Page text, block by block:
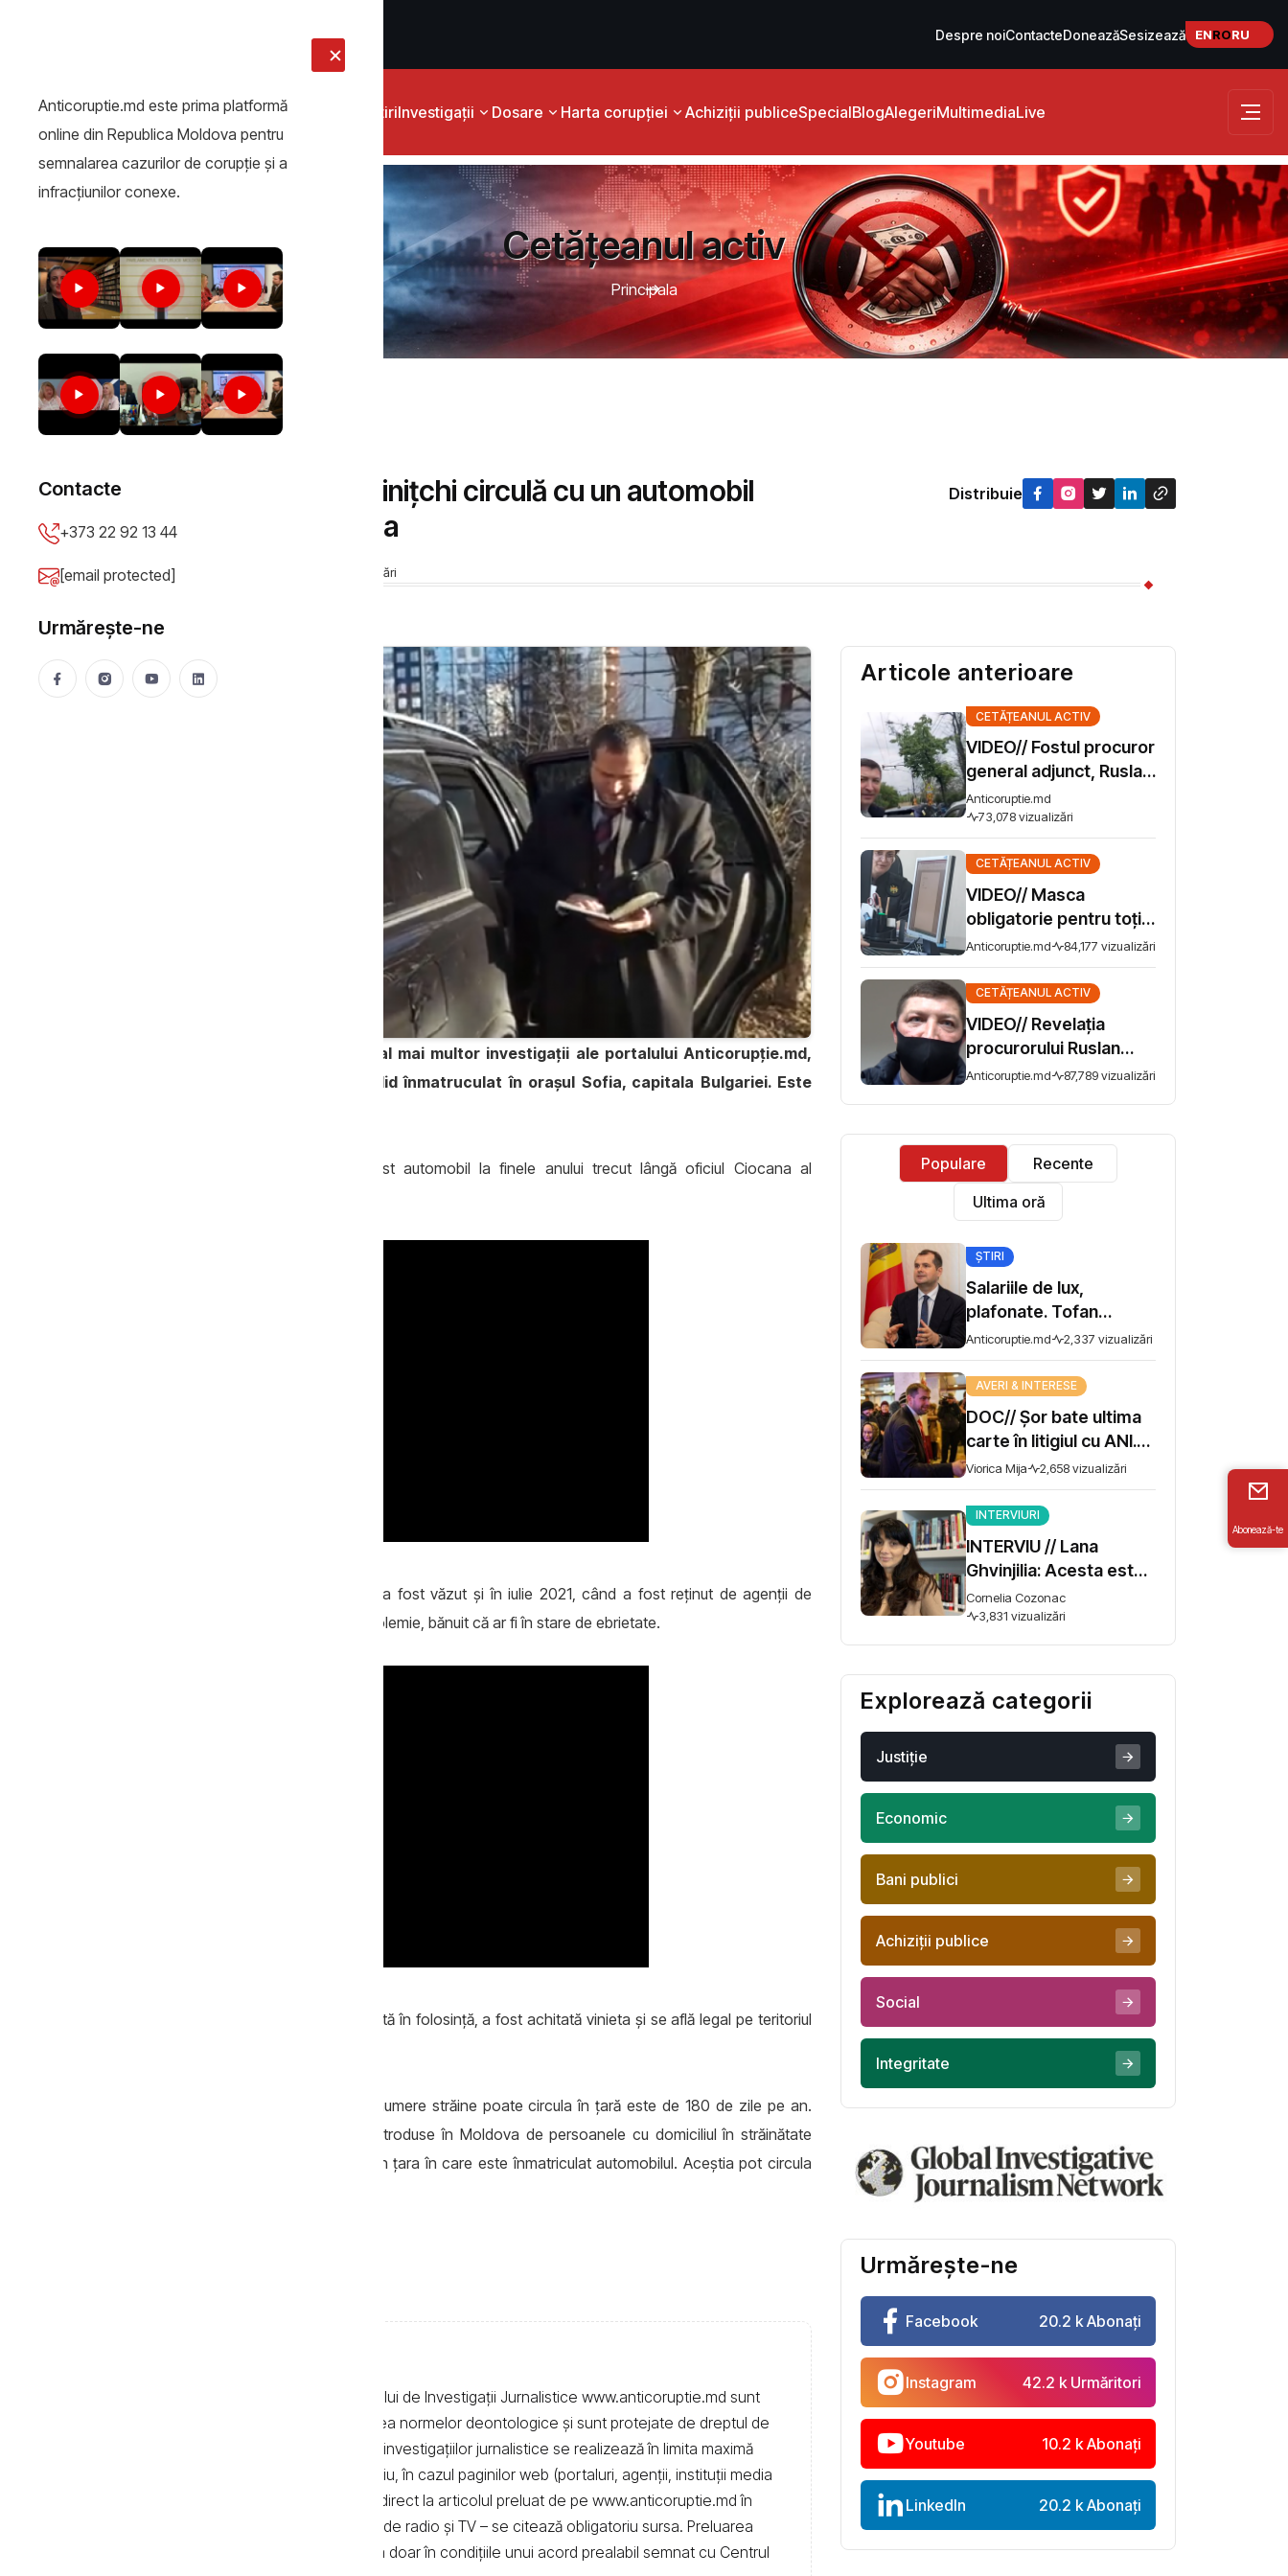
Despre noiContacteDoneazăSesizează ENRORU
ȘtiriInvestigații Dosare Harta corupției Achiziții publiceSpecialBlogAlegeriMultimediaLive
Anticoruptie.md este prima platformă
online din Republica Moldova pentru
semnalarea cazurilor de corupţie şi a
infracţiunilor conexe.
Contacte
+373 22 92 13 44
[email protected]
Urmărește-ne
Cetățeanul activ
Principala
VIDEO// Procurorul Viniţchi circulă cu un automobil
înmatriculat în Bulgaria
Anticoruptie.md 83391 vizualizări
Distribuie
Procurorul Pavel Viniţchi, subiect al mai multor investigaţii ale portalului Anticorupţie.md,
circulă de mai multe luni cu un bolid înmatruculat în oraşul Sofia, capitala Bulgariei. Este
Pavel Viniţchi a fost surprins cu acest automobil la finele anului trecut lângă oficiul Ciocana al
La volanul aceluiaşi automobil Viniţchi a fost văzut şi în iulie 2021, când a fost reţinut de agenţii de
circulaţie şi impus să treacă testul la alcolemie, bănuit că ar fi în stare de ebrietate.
Omul legii declară că maşina i-a fost dată în folosinţă, a fost achitată vinieta şi se află legal pe teritoriul
Termenul maxim în care o maşină cu numere străine poate circula în ţară este de 180 de zile pe an.
Excepție fac mijloacele de transport introduse în Moldova de persoanele cu domiciliul în străinătate
care dețin permis de conducere emis în ţara în care este înmatriculat automobilul. Aceştia pot circula
Textele de pe pagina web a Centrului de Investigații Jurnalistice www.anticoruptie.md sunt
realizate de jurnaliști, cu respectarea normelor deontologice și sunt protejate de dreptul de
autor. Preluarea textelor știrilor și a investigațiilor jurnalistice se realizează în limita maximă
de 500 de semne. În mod obligatoriu, în cazul paginilor web (portaluri, agenții, instituţii media
sau bloguri) trebuie indicat şi linkul direct la articolul preluat de pe www.anticoruptie.md în
primul alineat, iar în cazul posturilor de radio și TV – se citează obligatoriu sursa. Preluarea
integrală a textelor se poate realiza doar în condiţiile unui acord prealabil semnat cu Centrul
Articole anterioare
CETĂȚEANUL ACTIV
VIDEO// Fostul procuror
general adjunct, Ruslan
Popov, şi-a găsit de
lucru şi se simte bine în
afara Procuraturii
Anticoruptie.md
73,078 vizualizări
CETĂȚEANUL ACTIV
VIDEO// Masca
obligatorie pentru toţi.
Nu şi pentru magistrata
Renata Popescu
Anticoruptie.md 84,177 vizualizări
CETĂȚEANUL ACTIV
VIDEO// Revelaţia
procurorului Ruslan
Popov înainte de arest:
moldovenească”
Anticoruptie.md 87,789 vizualizări
Populare
Recente
Ultima oră
ȘTIRI
Salariile de lux,
plafonate. Tofan
propune moratoriu
pentru prime și
bonusuri
Anticoruptie.md 2,337 vizualizări
AVERI & INTERESE
DOC// Șor bate ultima
carte în litigiul cu ANI.
Miza - 10 milioane de lei
Viorica Mija 2,658 vizualizări
INTERVIURI
INTERVIU // Lana
Ghvinjilia: Acesta este
și războiul nostru. Fără
victoria Ucrainei,
Georgia nu se poate
Cornelia Cozonac
3,831 vizualizări
Explorează categorii
Justiţie
Economic
Bani publici
Achiziţii publice
Social
Integritate
Urmărește-ne
Facebook 20.2 k Abonați
Instagram 42.2 k Urmăritori
Youtube 10.2 k Abonați
LinkedIn 20.2 k Abonați
Abonează-te